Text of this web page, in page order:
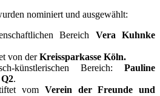
nominiert und ausgewählt:
Bereich Vera Kuhnke
von derKreissparkasse Köln.
künstlerischen Bereich: Pauline
.
vom Verein der Freunde und